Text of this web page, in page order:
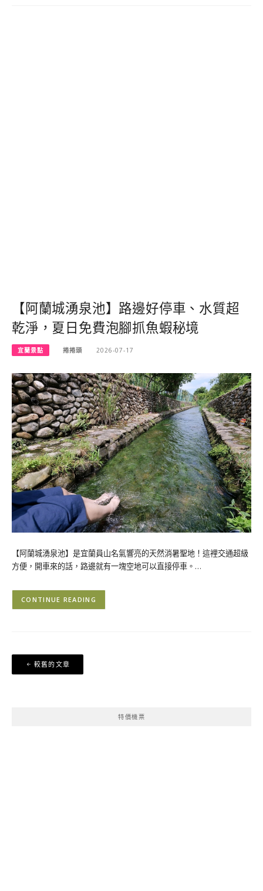
【阿蘭城湧泉池】路邊好停車、水質超
乾淨，夏日免費泡腳抓魚蝦秘境
宜蘭景點 捲捲頭 2026-07-17
【阿蘭城湧泉池】是宜蘭員山名氣響亮的天然消暑聖地！這裡交通超級
方便，開車來的話，路邊就有一塊空地可以直接停車。…
CONTINUE READING
文
章
較舊的文章
特價機票